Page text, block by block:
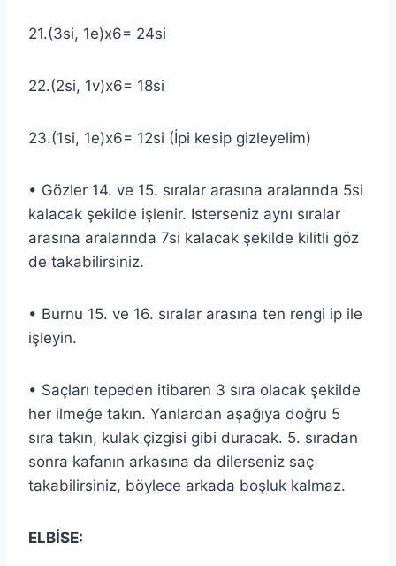
21.(3si, 1e)x6= 24si
22.(2si, 1v)x6= 18si
23.(1si, 1e)x6= 12si (İpi kesip gizleyelim)
• Gözler 14. ve 15. sıralar arasına aralarında 5si
kalacak şekilde işlenir. Isterseniz aynı sıralar
arasına aralarında 7si kalacak şekilde kilitli göz
de takabilirsiniz.
• Burnu 15. ve 16. sıralar arasına ten rengi ip ile
işleyin.
• Saçları tepeden itibaren 3 sıra olacak şekilde
her ilmeğe takın. Yanlardan aşağıya doğru 5
sıra takın, kulak çizgisi gibi duracak. 5. sıradan
sonra kafanın arkasına da dilerseniz saç
takabilirsiniz, böylece arkada boşluk kalmaz.
ELBİSE: